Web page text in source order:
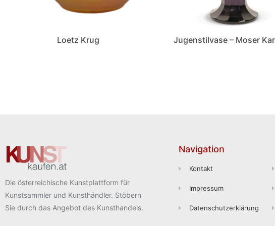
Loetz Krug Jugenstilvase – Moser
Die österreichische Kunstplattform für
Kunstsammler und Kunsthändler. Stöbern
Sie durch das Angebot des Kunsthandels.
Navigation
Kontakt
Impressum
Datenschutzerklärung